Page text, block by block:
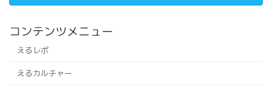
コンテンツメニュー
えるレポ
えるカルチャー